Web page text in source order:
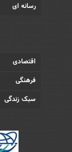
رسانه ای
اقتصادی
فرهنگی
سبک زندگی